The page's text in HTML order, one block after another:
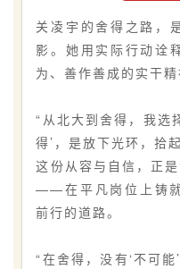
关凌宇的舍得之路，
影。她用实际行动诠
为、善作善成的实干精
‌“从北大到舍得，我选
得’，是放下光环，拾
这份从容与自信，正
——在平凡岗位上铸
前行的道路。
“在舍得，没有‘不可